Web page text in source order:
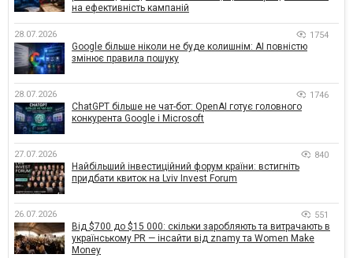
на ефективність кампаній
28.07.2026 1754
Google більше ніколи не буде колишнім: AI повністю
змінює правила пошуку
28.07.2026 1746
ChatGPT більше не чат-бот: OpenAI готує головного
конкурента Google і Microsoft
27.07.2026 840
Найбільший інвестиційний форум країни: встигніть
придбати квиток на Lviv Invest Forum
26.07.2026 551
Від $700 до $15 000: скільки заробляють та витрачають в
українському PR — інсайти від znamy та Women Make
Money